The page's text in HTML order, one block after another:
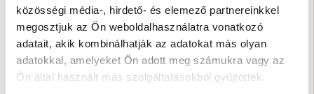
közösségi média-, hirdető- és elemező partnereinkkel
megosztjuk az Ön weboldalhasználatra vonatkozó
adatait, akik kombinálhatják az adatokat más olyan
adatokkal, amelyeket Ön adott meg számukra vagy az
Ön által használt más szolgáltatásokból gyűjtöttek.